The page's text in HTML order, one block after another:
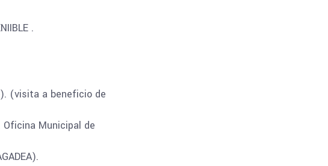
.
(visita a beneficio de
Oficina Municipal de